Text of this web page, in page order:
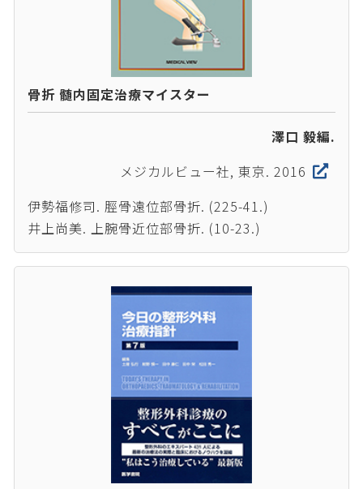
骨折 髄内固定治療マイスター
澤口 毅編.
メジカルビュー社, 東京. 2016
伊勢福修司. 脛骨遠位部骨折. (225-41.)
井上尚美. 上腕骨近位部骨折. (10-23.)